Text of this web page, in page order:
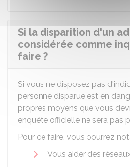
Si la disparition d'un
considérée comme
faire ?
Si vous ne disposez pas
personne disparue est en
propres moyens que vous
enquête officielle ne sera pas
Pour ce faire, vous pourrez
Vous aider des